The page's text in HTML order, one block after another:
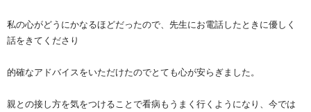
私の心がどうにかなるほどだったので、先生にお電話したときに優しく
話をきてくださり
的確なアドバイスをいただけたのでとても心が安らぎました。
親との接し方を気をつけることで看病もうまく行くようになり、今では